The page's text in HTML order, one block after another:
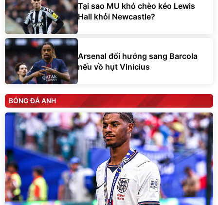
Tại sao MU khó chèo kéo Lewis
Hall khỏi Newcastle?
Arsenal đổi hướng sang Barcola
nếu vồ hụt Vinicius
BÓNG ĐÁ ANH